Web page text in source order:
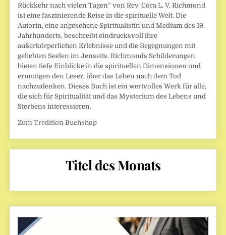
Rückkehr nach vielen Tagen“ von Rev. Cora L. V. Richmond
ist eine faszinierende Reise in die spirituelle Welt. Die
Autorin, eine angesehene Spiritualistin und Medium des 19.
Jahrhunderts, beschreibt eindrucksvoll ihre
außerkörperlichen Erlebnisse und die Begegnungen mit
geliebten Seelen im Jenseits. Richmonds Schilderungen
bieten tiefe Einblicke in die spirituellen Dimensionen und
ermutigen den Leser, über das Leben nach dem Tod
nachzudenken. Dieses Buch ist ein wertvolles Werk für alle,
die sich für Spiritualität und das Mysterium des Lebens und
Sterbens interessieren.
Zum Tredition Buchshop
Titel des Monats